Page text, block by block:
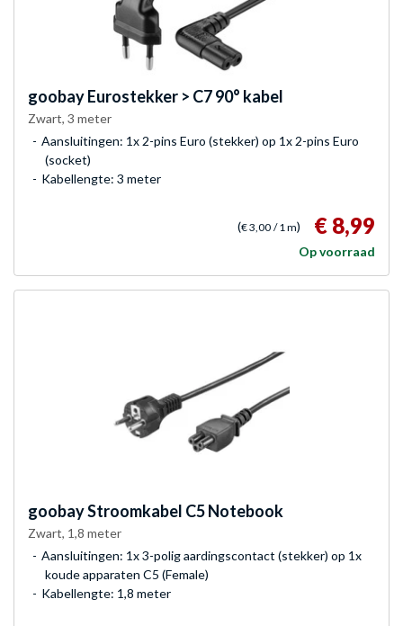
goobayEurostekker > C7 90° kabel
Zwart, 3 meter
Aansluitingen: 1x 2-pins Euro (stekker) op 1x 2-pins Euro
(socket)
Kabellengte: 3 meter
(€ 3,00 / 1 m) € 8,99
Op voorraad
goobayStroomkabel C5 Notebook
Zwart, 1,8 meter
Aansluitingen: 1x 3-polig aardingscontact (stekker) op 1x
koude apparaten C5 (Female)
Kabellengte: 1,8 meter